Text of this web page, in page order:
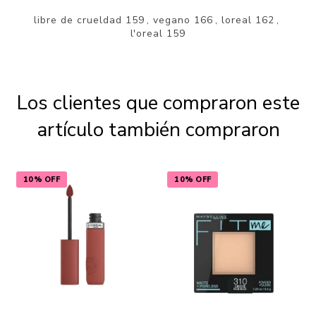
libre de crueldad 159 , vegano 166 , loreal 162 ,
l'oreal 159
Los clientes que compraron este
artículo también compraron
10% OFF 10% OFF